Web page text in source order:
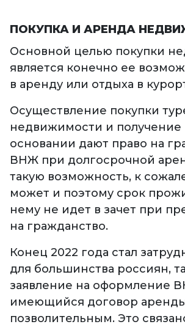
ПОКУПКА И АРЕНДА
Основной целью покупки
является конечно ее
в аренду или отдыха в
Осуществление покупки
недвижимости и
основании дают право на
ВНЖ при долгосрочной
такую возможность, к
может и поэтому срок
нему не идет в зачет при
на гражданство.
Конец 2022 года стал
для большинства россиян,
заявление на оформление
имеющийся договор
позволительным. Это